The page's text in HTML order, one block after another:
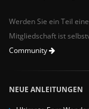
Werden Sie ein Teil
Mitgliedschaft ist
Community
NEUE ANLEITUNGEN